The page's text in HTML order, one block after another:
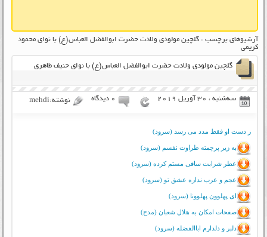
آرشیوهای برچسب : گلچین مولودی ولادت حضرت ابوالفضل العباس(ع) با نوای محمود
کریمی
گلچین مولودی ولادت حضرت ابوالفضل العباس(ع) با نوای حنیف طاهری
سه‌شنبه ، 30 آوریل 2019 ۰ دیدگاه نوشته:mehdi
ز دست او فقط مدد می رسد (سرود)
به زیر پرچمته طراوت نفسم (سرود)
عطر شرابت ساقی مستم کرده (سرود)
عجم و عرب نداره عشق تو (سرود)
ای پهلوون پهلوونا (سرود)
صفحات امکان به هلال شعبان (مدح)
دلبر و دلدارم اباالفضله (سرود)